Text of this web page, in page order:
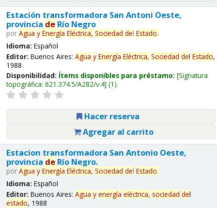
Estación transformadora San Antoni Oeste,
provincia deRío Negro
por Agua y Energía Eléctrica, Sociedad del Estado.
Idioma: Español
Editor: Buenos Aires: Agua y Energía Eléctrica, Sociedad del Estado,
1988
Disponibilidad: Ítems disponibles para préstamo: Signatura
topográfica: 621.374.5/A282/v.4 (1).
Hacer reserva
Agregar al carrito
Estacion transformadora San Antonio Oeste,
provincia deRío Negro.
por Agua y Energía Eléctrica, Sociedad del Estado.
Idioma: Español
Editor: Buenos Aires: Agua y energía eléctrica, sociedad del
estado, 1988